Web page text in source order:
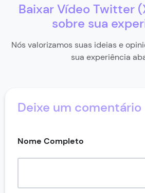
Baixar Vídeo Twitter
sobre sua
Nós valorizamos suas ideias e
sua experiência
Deixe um comentário
Nome Completo